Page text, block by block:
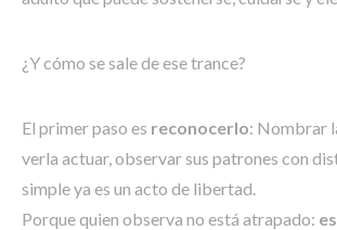
¿Y cómo se sale de ese trance?
El primer paso es reconocerlo: Nombrar
verla actuar, observar sus patrones con
simple ya es un acto de libertad.
Porque quien observa no está atrapado: